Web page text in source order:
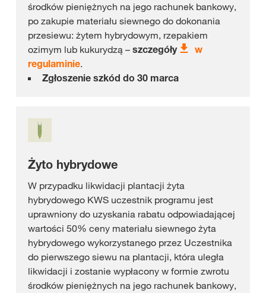
środków pieniężnych na jego rachunek bankowy,
po zakupie materiału siewnego do dokonania
przesiewu: żytem hybrydowym, rzepakiem
ozimym lub kukurydzą – szczegóły
w
regulaminie.
Zgłoszenie szkód do 30 marca
Żyto hybrydowe
W przypadku likwidacji plantacji żyta
hybrydowego KWS uczestnik programu jest
uprawniony do uzyskania rabatu odpowiadającej
wartości 50% ceny materiału siewnego żyta
hybrydowego wykorzystanego przez Uczestnika
do pierwszego siewu na plantacji, która uległa
likwidacji i zostanie wypłacony w formie zwrotu
środków pieniężnych na jego rachunek bankowy,